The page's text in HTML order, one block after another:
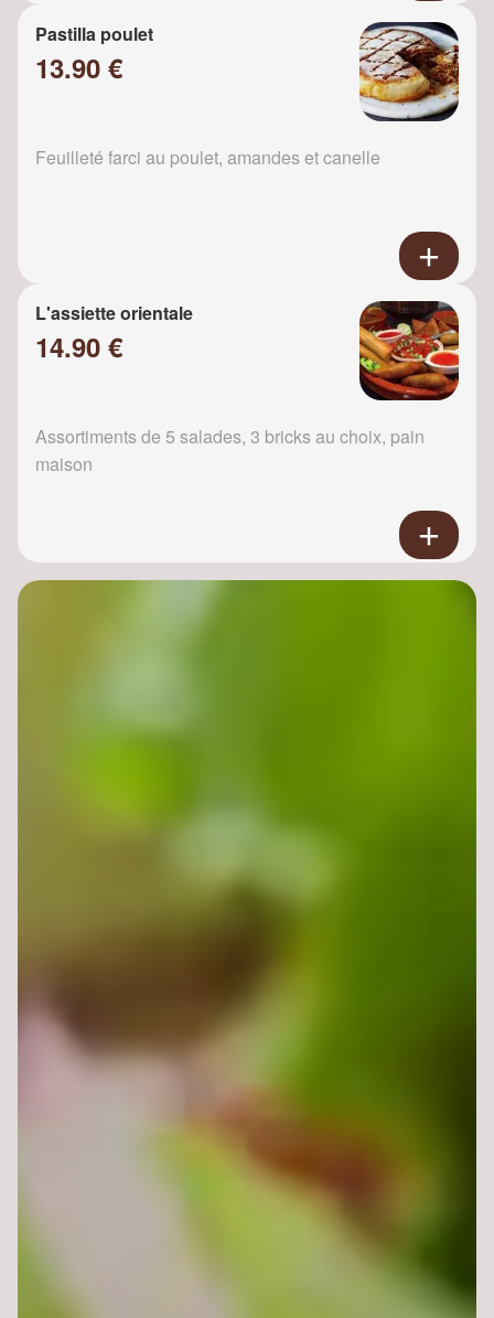
Pastilla poulet
13.90 €
Feuilleté farci au poulet, amandes et canelle
L'assiette orientale
14.90 €
Assortiments de 5 salades, 3 bricks au choix, pain
maison